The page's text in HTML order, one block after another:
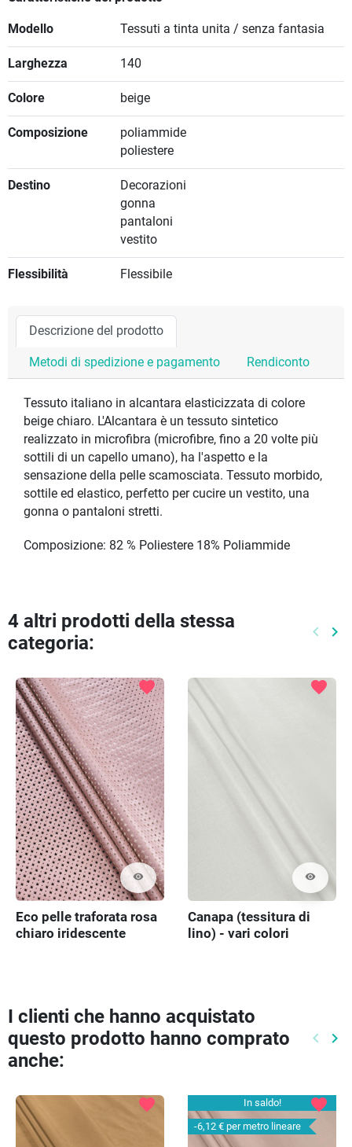
Modello Tessuti a tinta unita / senza fantasia
Larghezza 140
Colore beige
Composizione
poliammide
poliestere
Destino
Decorazioni
gonna
pantaloni
vestito
Flessibilità Flessibile
Descrizione del prodotto
Metodi di spedizione e pagamento Rendiconto
Tessuto italiano in alcantara elasticizzata di colore
beige chiaro. L'Alcantara è un tessuto sintetico
realizzato in microfibra (microfibre, fino a 20 volte più
sottili di un capello umano), ha l'aspetto e la
sensazione della pelle scamosciata. Tessuto morbido,
sottile ed elastico, perfetto per cucire un vestito, una
gonna o pantaloni stretti.
Composizione: 82 % Poliestere 18% Poliammide
4 altri prodotti della stessa
categoria:
keyboard_arrow_left keyboard_arrow_right
visibility
favorite
Eco pelle traforata rosa
chiaro iridescente
visibility
favorite
Canapa (tessitura di
lino) - vari colori
I clienti che hanno acquistato
questo prodotto hanno comprato
anche:
keyboard_arrow_left keyboard_arrow_right
favorite
In saldo!
-6,12 € per metro lineare
favorite